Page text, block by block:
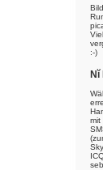
:-)
Nĭ
mit